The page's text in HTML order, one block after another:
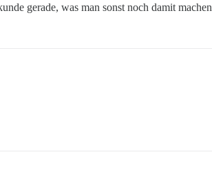
gerade, was man sonst noch damit